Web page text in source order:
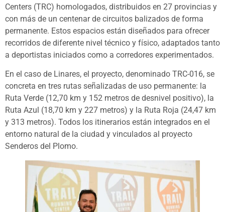
Centers (TRC) homologados, distribuidos en 27 provincias y
con más de un centenar de circuitos balizados de forma
permanente. Estos espacios están diseñados para ofrecer
recorridos de diferente nivel técnico y físico, adaptados tanto
a deportistas iniciados como a corredores experimentados.
En el caso de Linares, el proyecto, denominado TRC-016, se
concreta en tres rutas señalizadas de uso permanente: la
Ruta Verde (12,70 km y 152 metros de desnivel positivo), la
Ruta Azul (18,70 km y 227 metros) y la Ruta Roja (24,47 km
y 313 metros). Todos los itinerarios están integrados en el
entorno natural de la ciudad y vinculados al proyecto
Senderos del Plomo.